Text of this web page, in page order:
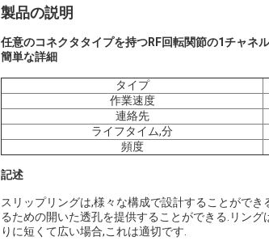
製品の説明
任意のコネクタタイプを持つRF回転関節の1チャネ
簡単な詳細
タイプ
作業速度
連絡先
ライフタイム,分
頻度
記述
スリップリングは,様々な構成で設計することがで
るための開いた透孔を提供することができる.リン
りに短くて広い場合,これは適切です.